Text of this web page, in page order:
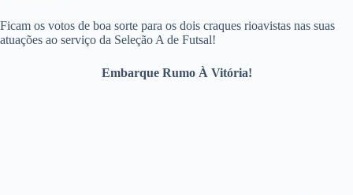
Ficam os votos de boa sorte para os dois craques rioavistas nas suas
atuações ao serviço da Seleção A de Futsal!
Embarque Rumo À Vitória!